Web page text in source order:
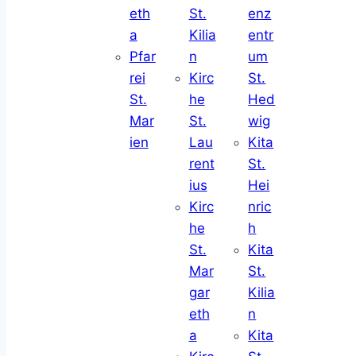
eth
a
Pfar
rei
St.
Mar
ien
St.
Kilia
n
Kirc
he
St.
Lau
rent
ius
Kirc
he
St.
Mar
gar
eth
a
enz
entr
um
St.
Hed
wig
Kita
St.
Hei
nric
h
Kita
St.
Kilia
n
Kita